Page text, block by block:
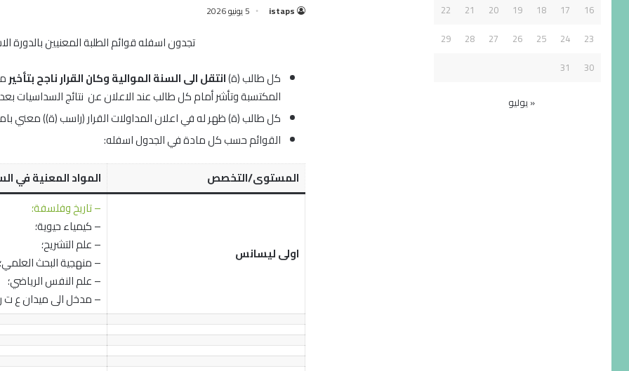
istaps 5 يونيو 2026
تجدون اسفله قوائم الطلبة المعنيين بالدورة
كل طالب (ة)انتقل الى السنة الموالية وكان القرار ناجح بتأخير
المكتسبة وتأشر أمام كل طالب عند الاعلان عن نتائج السداسيات بعد
كل طالب (ة) ظهر له في اعلان المداولات القرار (راسب (ة)) معني
القوائم حسب كل مادة في الجدول اسفله:
المستوى/التخصص
المواد المعنية في
اولى ليسانس
– تاريخ وفلسفة؛
– كيمياء حيوية؛
– علم التشريح؛
– منهجية البحث العلمي؛
– علم النفس الرياضي؛
– مدخل الى ميدان ع ت ن
16
17
18
19
20
21
22
23
24
25
26
27
28
29
30
31
« يوليو